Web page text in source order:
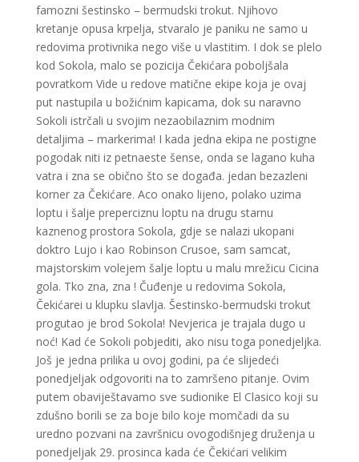
famozni šestinsko – bermudski trokut. Njihovo
kretanje opusa krpelja, stvaralo je paniku ne samo u
redovima protivnika nego više u vlastitim. I dok se plelo
kod Sokola, malo se pozicija Čekićara poboljšala
povratkom Vide u redove matične ekipe koja je ovaj
put nastupila u božićnim kapicama, dok su naravno
Sokoli istrčali u svojim nezaobilaznim modnim
detaljima – markerima! I kada jedna ekipa ne postigne
pogodak niti iz petnaeste šense, onda se lagano kuha
vatra i zna se obično što se događa. jedan bezazleni
korner za Čekićare. Aco onako lijeno, polako uzima
loptu i šalje preperciznu loptu na drugu starnu
kaznenog prostora Sokola, gdje se nalazi ukopani
doktro Lujo i kao Robinson Crusoe, sam samcat,
majstorskim volejem šalje loptu u malu mrežicu Cicina
gola. Tko zna, zna ! Čuđenje u redovima Sokola,
Čekićarei u klupku slavlja. Šestinsko-bermudski trokut
progutao je brod Sokola! Nevjerica je trajala dugo u
noć! Kad će Sokoli pobjediti, ako nisu toga ponedjeljka.
Još je jedna prilika u ovoj godini, pa će slijedeći
ponedjeljak odgovoriti na to zamršeno pitanje. Ovim
putem obaviještavamo sve sudionike El Clasico koji su
zdušno borili se za boje bilo koje momčadi da su
uredno pozvani na završnicu ovogodišnjeg druženja u
ponedjeljak 29. prosinca kada će Čekićari velikim